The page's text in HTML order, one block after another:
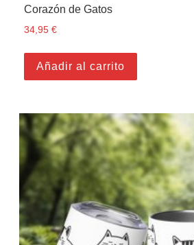
Corazón de Gatos
34,95€
Añadir al carrito